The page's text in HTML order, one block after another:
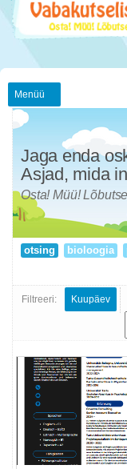
Menüü
Jaga enda
Asjad, mida
Osta! Müü!
otsing bioloogia
Filtreeri: Kuupäev